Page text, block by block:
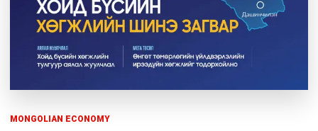
MONGOLIAN ECONOMY